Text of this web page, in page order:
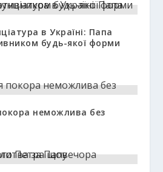
в Україні: Папа
будь-якої форми
неможлива без